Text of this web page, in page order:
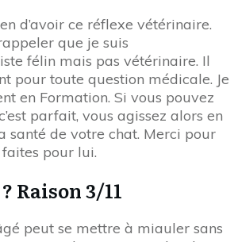
d’avoir ce réflexe vétérinaire.
que je suis
félin mais pas vétérinaire. Il
pour toute question médicale. Je
en Formation. Si vous pouvez
parfait, vous agissez alors en
santé de votre chat. Merci pour
pour lui.
Raison 3/11
peut se mettre à miauler sans